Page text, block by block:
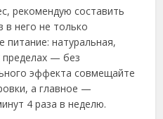
рекомендую составить
в него не только
питание: натуральная,
— без
эффекта совмещайте
а главное —
4 раза в неделю.